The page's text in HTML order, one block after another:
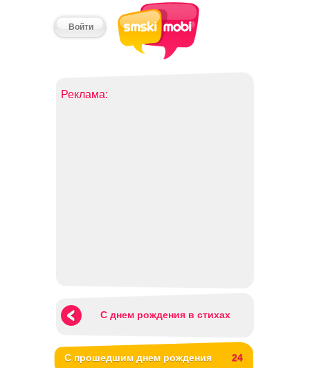
Войти
Реклама:
С днем рождения в стихах
С прошедшим днем рождения 24